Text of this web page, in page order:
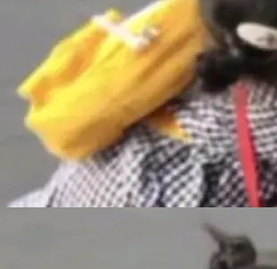
士生，长期从事视频、音
更令人意外的是，该项目
高额算力消耗持续运行长
务对账时才察觉异常。这
AI 程序，在近半年时间
复盘显示，...
前沿实验室的水平。 Dela
件事：开放协作。中国的
和协作的生态里加速迭代，
门造车"。他的原话是 "buil
战，互不通气。 这个判
不同。Hugging Face 是
台，上面跑着上百万个模
先，...
开源 问过很多软件工程师
么给自己用的程序？答案几
整天用别人写的程序写程
自己写个博客系统、智能
，都算稀奇事。 Crawsh
，一个开源 AI coding age
了一篇文章，核心论点很
开源。 理由不是传统的自
跟 AI agent 直接相关的
就能个性化任何软件 C
宣布内测邀请，全
路演现场诞生
出去的时候大概没人想到它
生态的路演。 8月1日，
队负责人崔添翼（tiany
果你是 Agent Harness 相
希望参加 DeepSeek Har
复或私信联系我。请附上
Lite-Preview
区开源轻量级统一多模态模
U1.5-Lite-Preview。